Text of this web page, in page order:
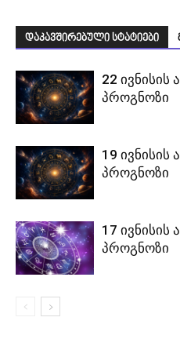
დაკავშირებული სტატიები
22
პროგნოზი
19
პროგნოზი
17
პროგნოზი